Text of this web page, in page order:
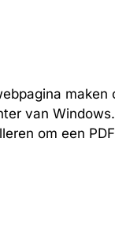
van
om een